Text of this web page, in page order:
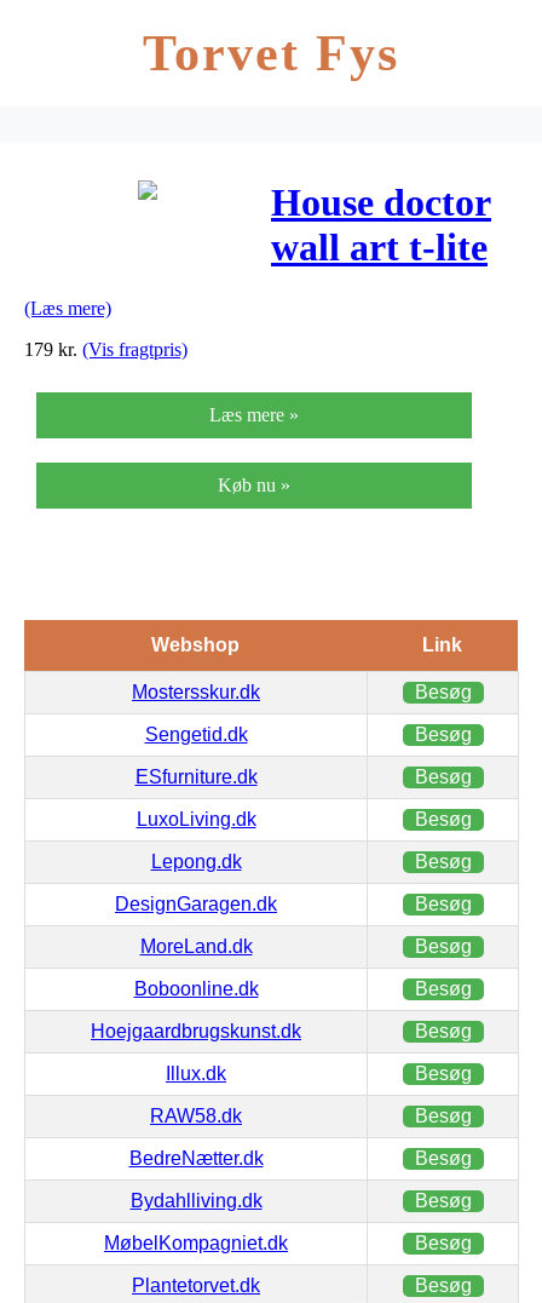
Torvet Fys
House doctor
wall art t-lite
cm)
(Læs mere)
179 kr. (Vis fragtpris)
Læs mere »
Køb nu »
Webshop Link
Mostersskur.dk Besøg
Sengetid.dk Besøg
ESfurniture.dk Besøg
LuxoLiving.dk Besøg
Lepong.dk Besøg
DesignGaragen.dk Besøg
MoreLand.dk Besøg
Boboonline.dk Besøg
Hoejgaardbrugskunst.dk Besøg
Illux.dk Besøg
RAW58.dk Besøg
BedreNætter.dk Besøg
Bydahlliving.dk Besøg
MøbelKompagniet.dk Besøg
Plantetorvet.dk Besøg